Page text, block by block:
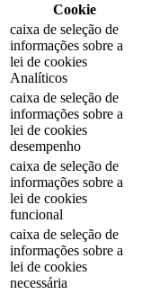
Cookie
caixa de seleção de
informações sobre a
lei de cookies
Analíticos
caixa de seleção de
informações sobre a
lei de cookies
desempenho
caixa de seleção de
informações sobre a
lei de cookies
funcional
caixa de seleção de
informações sobre a
lei de cookies
necessária